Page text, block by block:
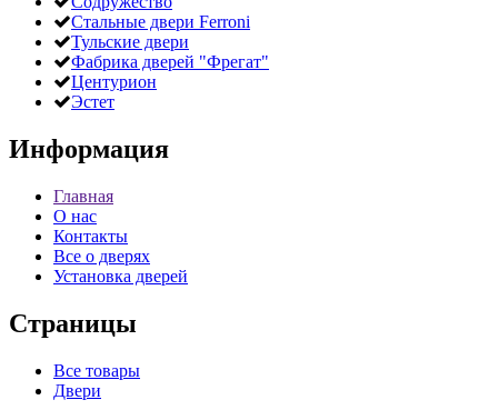
Стальные двери Ferroni
Тульские двери
Фабрика дверей "Фрегат"
Центурион
Эстет
Информация
Главная
О нас
Контакты
Все о дверях
Установка дверей
Страницы
Все товары
Двери